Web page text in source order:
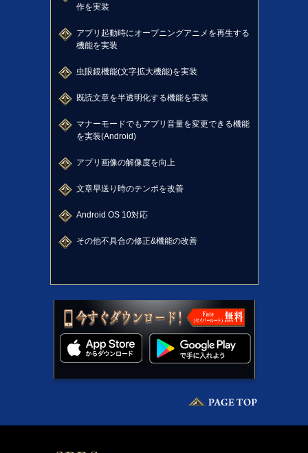
作を実装
アプリ起動時にオープニングアニメを再生する
機能を実装
虫眼鏡機能(文字拡大機能)を実装
既読文章を半透明化する機能を実装
マナーモードでもアプリ音量を変更できる機能
を実装(Android)
アプリ画像の解像度を向上
文章早送り時のテンポを改善
Android OS 10対応
その他不具合の修正&機能の改善